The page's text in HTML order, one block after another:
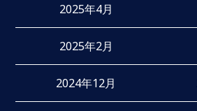
2025年4月
2025年2月
2024年12月